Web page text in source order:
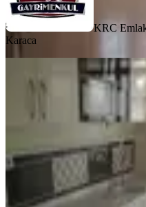
KRC
Karaca
Krc'den
Satılık
Mamak,
3+1·110 m²
3.920.000 ₺